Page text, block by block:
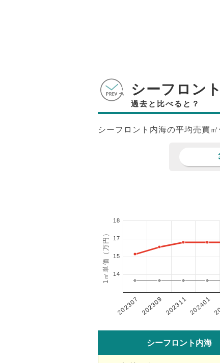
シーフロン
過去と比べると？
シーフロント内海の平均売買
1㎡単価（万円）
202307 202309 202311202401
14
15
17
18
シーフロント内海